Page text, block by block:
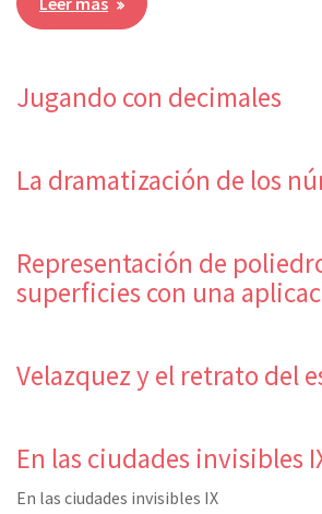
Jugando con decimales
La dramatización de los
Representación de
superficies con una
Velazquez y el retrato del
En las ciudades invisibles
En las ciudades invisibles IX